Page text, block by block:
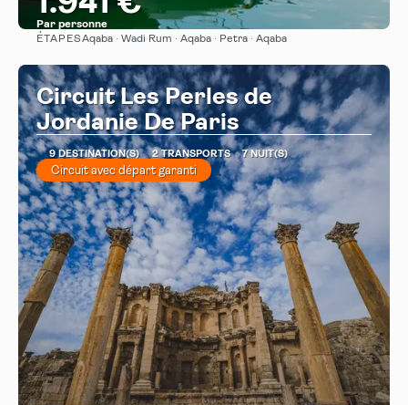
Par personne
Afficher
ÉTAPESAqaba · Wadi Rum · Aqaba · Petra · Aqaba
Circuit Les Perles de
Jordanie De Paris
9 DESTINATION(S) 2 TRANSPORTS 7 NUIT(S)
Circuit avec départ garanti